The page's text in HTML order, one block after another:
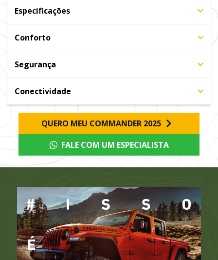
Especificações
Conforto
Segurança
Conectividade
QUERO MEU COMMANDER 2025
FALE COM UM ESPECIALISTA